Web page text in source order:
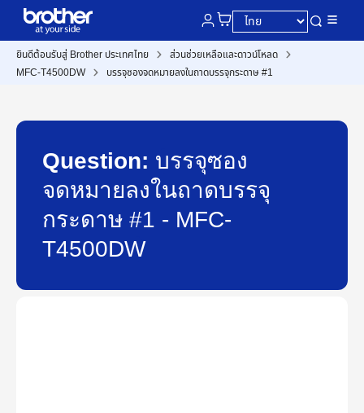
ยินดีต้อนรับสู่ Brother ประเทศไทย
ส่วนช่วยเหลือและดาวน์โหลด
MFC-T4500DW
บรรจุซองจดหมายลงในถาดบรรจุกระดาษ #1
Question: บรรจุซอง
จดหมายลงในถาดบรรจุ
กระดาษ #1 - MFC-
T4500DW